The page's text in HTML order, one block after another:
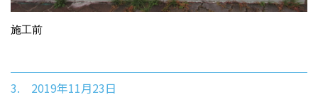
施工前
3. 2019年11月23日